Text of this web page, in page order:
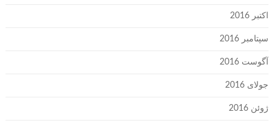
اکتبر 2016
سپتامبر 2016
آگوست 2016
جولای 2016
ژوئن 2016